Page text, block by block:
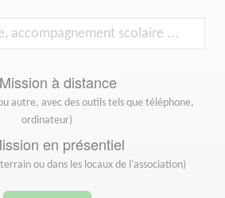
Mission à distance
autre, avec des outils tels que téléphone,
ordinateur)
en présentiel
ou dans les locaux de l'association)